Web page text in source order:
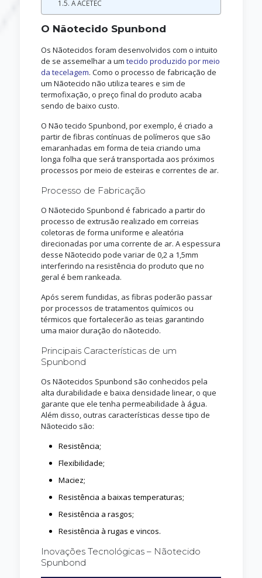
A ACETEC
O Nãotecido Spunbond
Os Nãotecidos foram desenvolvidos com o intuito
de se assemelhar a um tecido produzido por meio
da tecelagem. Como o processo de fabricação de
um Nãotecido não utiliza teares e sim de
termofixação, o preço final do produto acaba
sendo de baixo custo.
O Não tecido Spunbond, por exemplo, é criado a
partir de fibras contínuas de polímeros que são
emaranhadas em forma de teia criando uma
longa folha que será transportada aos próximos
processos por meio de esteiras e correntes de ar.
Processo de Fabricação
O Nãotecido Spunbond é fabricado a partir do
processo de extrusão realizado em correias
coletoras de forma uniforme e aleatória
direcionadas por uma corrente de ar. A espessura
desse Nãotecido pode variar de 0,2 a 1,5mm
interferindo na resistência do produto que no
geral é bem rankeada.
Após serem fundidas, as fibras poderão passar
por processos de tratamentos químicos ou
térmicos que fortalecerão as teias garantindo
uma maior duração do nãotecido.
Principais Características de um
Spunbond
Os Nãotecidos Spunbond são conhecidos pela
alta durabilidade e baixa densidade linear, o que
garante que ele tenha permeabilidade à água.
Além disso, outras características desse tipo de
Nãotecido são:
Resistência;
Flexibilidade;
Maciez;
Resistência a baixas temperaturas;
Resistência a rasgos;
Resistência à rugas e vincos.
Inovações Tecnológicas – Nãotecido
Spunbond